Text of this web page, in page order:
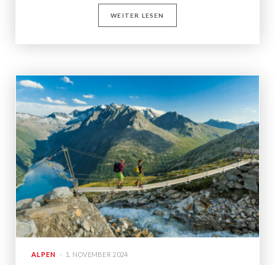
WEITER LESEN
ALPEN 1. NOVEMBER 2024